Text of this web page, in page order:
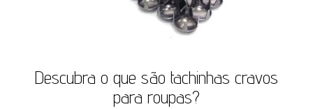
Descubra o que são tachinhas cravos
para roupas?